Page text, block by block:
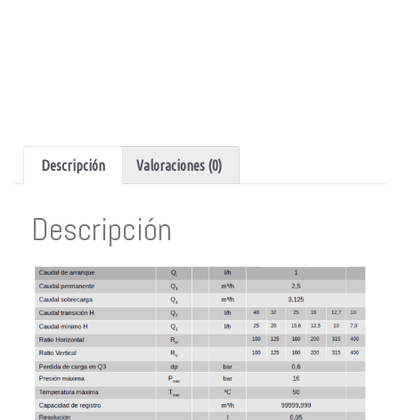
Descripción Valoraciones (0)
Descripción